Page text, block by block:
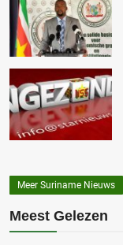
Meer Suriname Nieuws
Meest Gelezen